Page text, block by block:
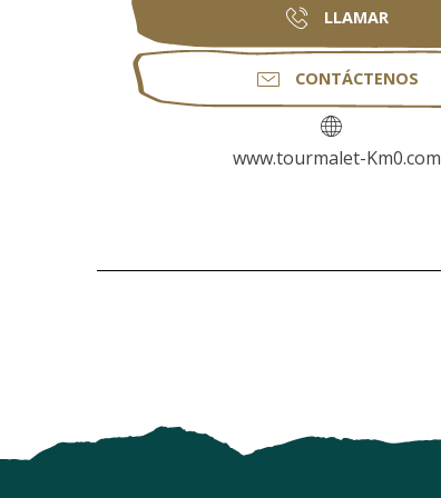
LLAMAR
CONTÁCTENOS
www.tourmalet-Km0.com